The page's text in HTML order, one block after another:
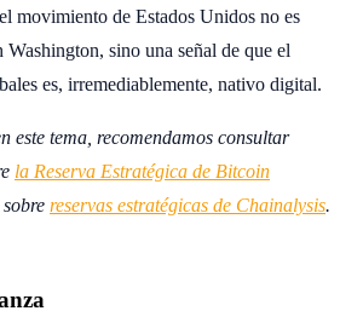
movimiento de Estados Unidos no es
Washington, sino una señal de que el
es, irremediablemente, nativo digital.
este tema, recomendamos consultar
la Reserva Estratégica de Bitcoin
reservas estratégicas de Chainalysis.